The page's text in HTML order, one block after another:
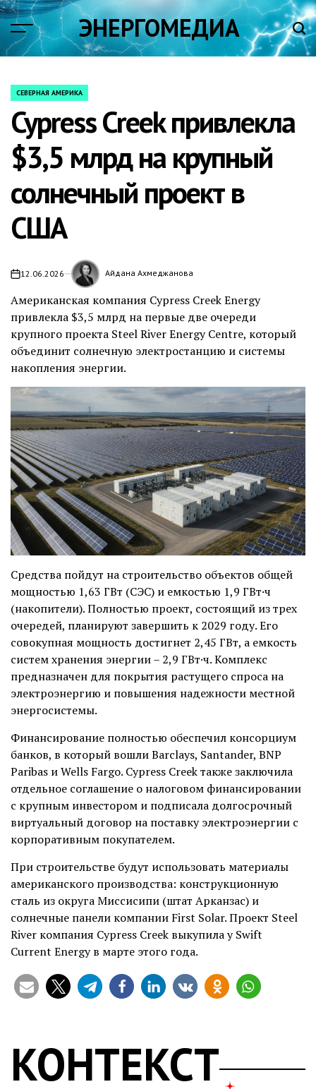
Skip
content
ЭНЕРГОМЕДИА
POSTED
СЕВЕРНАЯ АМЕРИКА
Cypress Creek привлекла
$3,5 млрд на крупный
солнечный проект в
США
on12.06.2026 Айдана Ахмеджанова
Американская компания Cypress Creek Energy
привлекла $3,5 млрд на первые две очереди
крупного проекта Steel River Energy Centre, который
объединит солнечную электростанцию и системы
накопления энергии.
Средства пойдут на строительство объектов общей
мощностью 1,63 ГВт (СЭС) и емкостью 1,9 ГВт·ч
(накопители). Полностью проект, состоящий из трех
очередей, планируют завершить к 2029 году. Его
совокупная мощность достигнет 2,45 ГВт, а емкость
систем хранения энергии – 2,9 ГВт·ч. Комплекс
предназначен для покрытия растущего спроса на
электроэнергию и повышения надежности местной
энергосистемы.
Финансирование полностью обеспечил консорциум
банков, в который вошли Barclays, Santander, BNP
Paribas и Wells Fargo. Cypress Creek также заключила
отдельное соглашение о налоговом финансировании
с крупным инвестором и подписала долгосрочный
виртуальный договор на поставку электроэнергии с
корпоративным покупателем.
При строительстве будут использовать материалы
американского производства: конструкционную
сталь из округа Миссисипи (штат Арканзас) и
солнечные панели компании First Solar. Проект Steel
River компания Cypress Creek выкупила у Swift
Current Energy в марте этого года.
КОНТЕКСТ